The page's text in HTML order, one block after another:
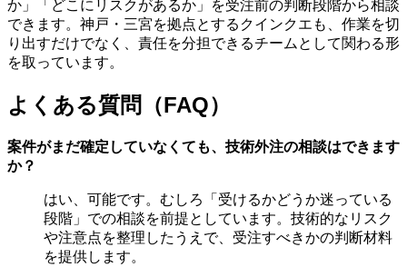
か」「どこにリスクがあるか」を受注前の判断段階から相談
できます。神戸・三宮を拠点とするクインクエも、作業を切
り出すだけでなく、責任を分担できるチームとして関わる形
を取っています。
よくある質問（FAQ）
案件がまだ確定していなくても、技術外注の相談はできます
か？
はい、可能です。むしろ「受けるかどうか迷っている
段階」での相談を前提としています。技術的なリスク
や注意点を整理したうえで、受注すべきかの判断材料
を提供します。